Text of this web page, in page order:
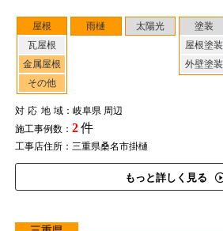
屋根
瓦屋根
金属屋根
その他
雨樋 太陽光
塗装
屋根塗装
外壁塗装
対応地域：岐阜県 周辺
施工事例数： 2件
工事店住所：三重県桑名市掛樋
もっと詳しく見る